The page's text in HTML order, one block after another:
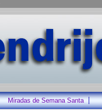
Miradas de Semana Santa